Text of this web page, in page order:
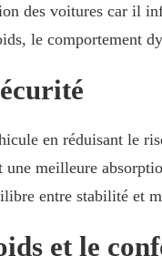
des voitures car il
le comportement
en réduisant le
meilleure
entre stabilité et
et le